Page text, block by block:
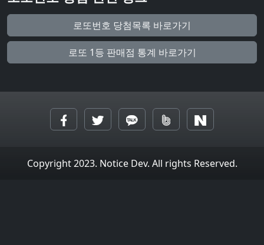
로또번호 당첨목록 바로가기
로또 1등 판매점 통계 바로가기
Copyright 2023. Notice Dev. All rights Reserved.